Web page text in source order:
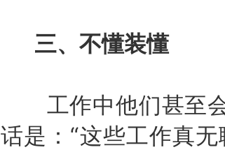
三、不懂装懂
工作中他们甚至会
话是：“这些工作真